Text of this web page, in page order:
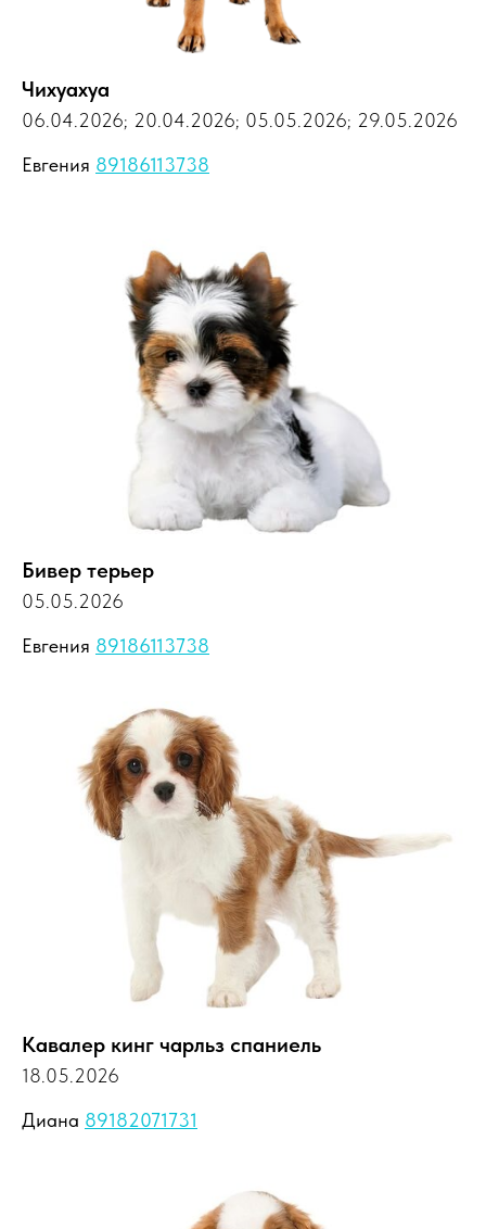
Чихуахуа
06.04.2026; 20.04.2026; 05.05.2026; 29.05.2026
Евгения 89186113738
Бивер терьер
05.05.2026
Евгения 89186113738
Кавалер кинг чарльз спаниель
18.05.2026
Диана 89182071731